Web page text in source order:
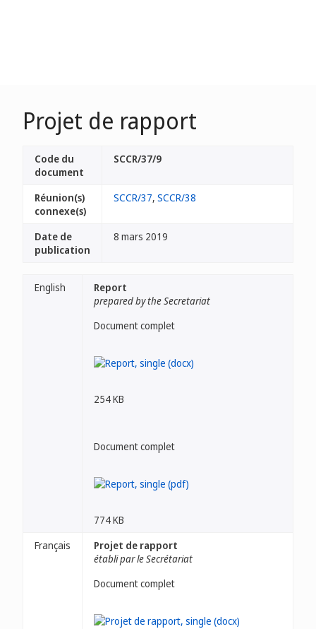
Projet de rapport
Code du
document
SCCR/37/9
Réunion(s)
connexe(s)
SCCR/37, SCCR/38
Date de
publication
8 mars 2019
English
Report
prepared by the Secretariat
Document complet
254 KB
Document complet
774 KB
Français
Projet de rapport
établi par le Secrétariat
Document complet